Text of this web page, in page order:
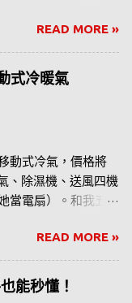
洽當。READ MORE »
式冷暖氣
動式冷氣，價格將
、除濕機、送風四機
當電扇）。和我五
水冷扇的使用經
，從我自己的觀點
READ MORE »
能秒懂！